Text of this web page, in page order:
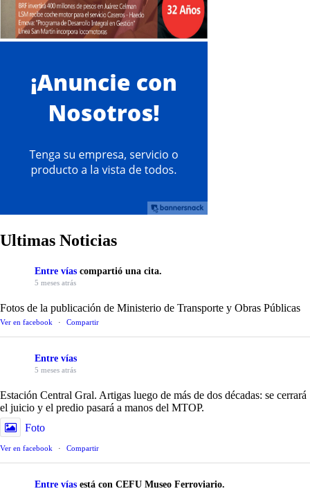
Ultimas Noticias
Entre vías compartió una cita.
5 meses atrás
Fotos de la publicación de Ministerio de Transporte y Obras Públicas
Ver en facebook · Compartir
Entre vías
5 meses atrás
Estación Central Gral. Artigas luego de más de dos décadas: se cerrará
el juicio y el predio pasará a manos del MTOP.
Foto
Ver en facebook · Compartir
Entre vías está con CEFU Museo Ferroviario.